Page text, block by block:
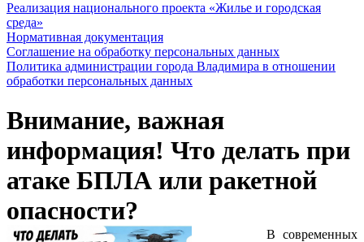
Реализация национального проекта «Жилье и городская
среда»
Нормативная документация
Соглашение на обработку персональных данных
Политика администрации города Владимира в отношении
обработки персональных данных
Внимание, важная
информация! Что делать при
атаке БПЛА или ракетной
опасности?
В современных